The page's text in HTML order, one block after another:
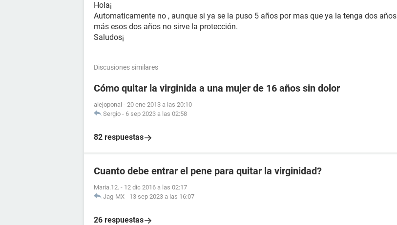
Hola¡
Automaticamente no , aunque si ya se la puso 5 años por mas que ya la tenga dos años
más esos dos años no sirve la protección.
Saludos¡
Discusiones similares
Cómo quitar la virginida a una mujer de 16 años sin dolor
alejoponal - 20 ene 2013 a las 20:10
Sergio - 6 sep 2023 a las 02:58
82 respuestas
Cuanto debe entrar el pene para quitar la virginidad?
Maria.12. - 12 dic 2016 a las 02:17
Jag-MX - 13 sep 2023 a las 16:07
26 respuestas